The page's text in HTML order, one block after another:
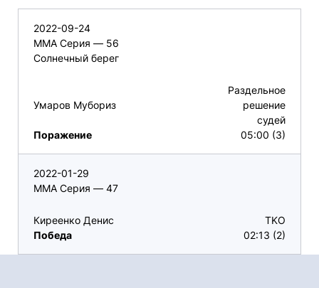
2022-09-24
ММА Серия — 56
Солнечный берег
Умаров Мубориз
Поражение
Раздельное
решение
судей
05:00 (3)
2022-01-29
ММА Серия — 47
Киреенко Денис
Победа
TKO
02:13 (2)